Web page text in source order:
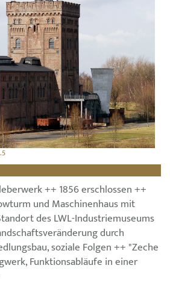
++ 1856 erschlossen ++
und Maschinenhaus mit
des LWL-Industriemuseums
durch
soziale Folgen ++ "Zeche
Funktionsabläufe in einer